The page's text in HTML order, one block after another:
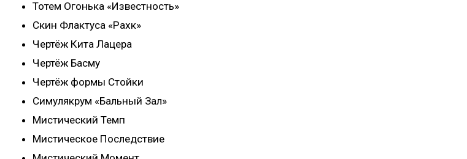
Тотем Огонька «Известность»
Скин Флактуса «Рахк»
Чертёж Кита Лацера
Чертёж Басму
Чертёж формы Стойки
Симулякрум «Бальный Зал»
Мистический Темп
Мистическое Последствие